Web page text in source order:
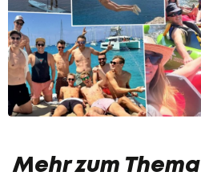
Mehr zum Thema